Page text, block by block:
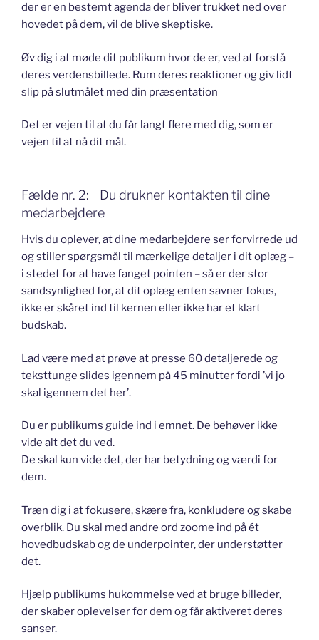
der er en bestemt agenda der bliver trukket ned over
hovedet på dem, vil de blive skeptiske.
Øv dig i at møde dit publikum hvor de er, ved at forstå
deres verdensbillede. Rum deres reaktioner og giv lidt
slip på slutmålet med din præsentation
Det er vejen til at du får langt flere med dig, som er
vejen til at nå dit mål.
Fælde nr. 2: Du drukner kontakten til dine
medarbejdere
Hvis du oplever, at dine medarbejdere ser forvirrede ud
og stiller spørgsmål til mærkelige detaljer i dit oplæg –
i stedet for at have fanget pointen – så er der stor
sandsynlighed for, at dit oplæg enten savner fokus,
ikke er skåret ind til kernen eller ikke har et klart
budskab.
Lad være med at prøve at presse 60 detaljerede og
teksttunge slides igennem på 45 minutter fordi ’vi jo
skal igennem det her’.
Du er publikums guide ind i emnet. De behøver ikke
vide alt det du ved.
De skal kun vide det, der har betydning og værdi for
dem.
Træn dig i at fokusere, skære fra, konkludere og skabe
overblik. Du skal med andre ord zoome ind på ét
hovedbudskab og de underpointer, der understøtter
det.
Hjælp publikums hukommelse ved at bruge billeder,
der skaber oplevelser for dem og får aktiveret deres
sanser.